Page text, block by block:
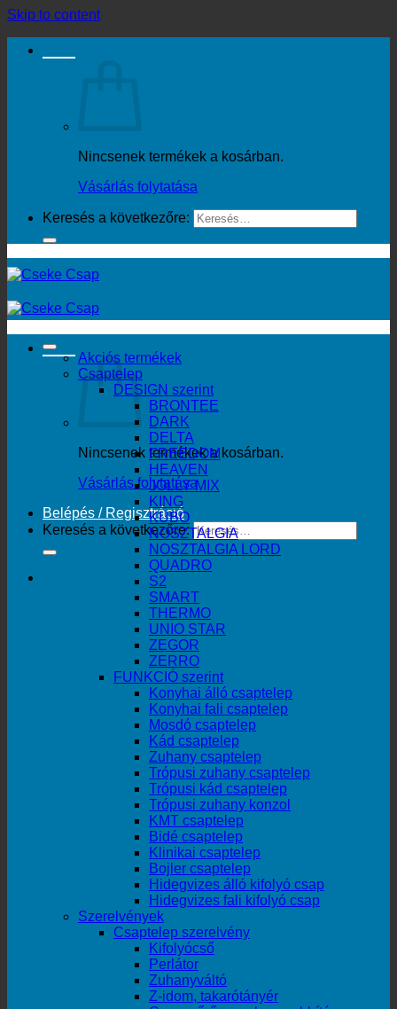
Skip to content
Nincsenek termékek a kosárban.
Vásárlás folytatása
Keresés a következőre:
0
Nincsenek termékek a kosárban.
Vásárlás folytatása
Belépés / Regisztráció
Keresés a következőre:
Akciós termékek
Csaptelep
DESIGN szerint
BRONTEE
DARK
DELTA
FREEDOM
HEAVEN
JOLLY MIX
KING
KUBO
NOSZTALGIA
NOSZTALGIA LORD
QUADRO
S2
SMART
THERMO
UNIO STAR
ZEGOR
ZERRO
FUNKCIÓ szerint
Konyhai álló csaptelep
Konyhai fali csaptelep
Mosdó csaptelep
Kád csaptelep
Zuhany csaptelep
Trópusi zuhany csaptelep
Trópusi kád csaptelep
Trópusi zuhany konzol
KMT csaptelep
Bidé csaptelep
Klinikai csaptelep
Bojler csaptelep
Hidegvizes álló kifolyó csap
Hidegvizes fali kifolyó csap
Szerelvények
Csaptelep szerelvény
Kifolyócső
Perlátor
Zuhanyváltó
Z-idom, takarótányér